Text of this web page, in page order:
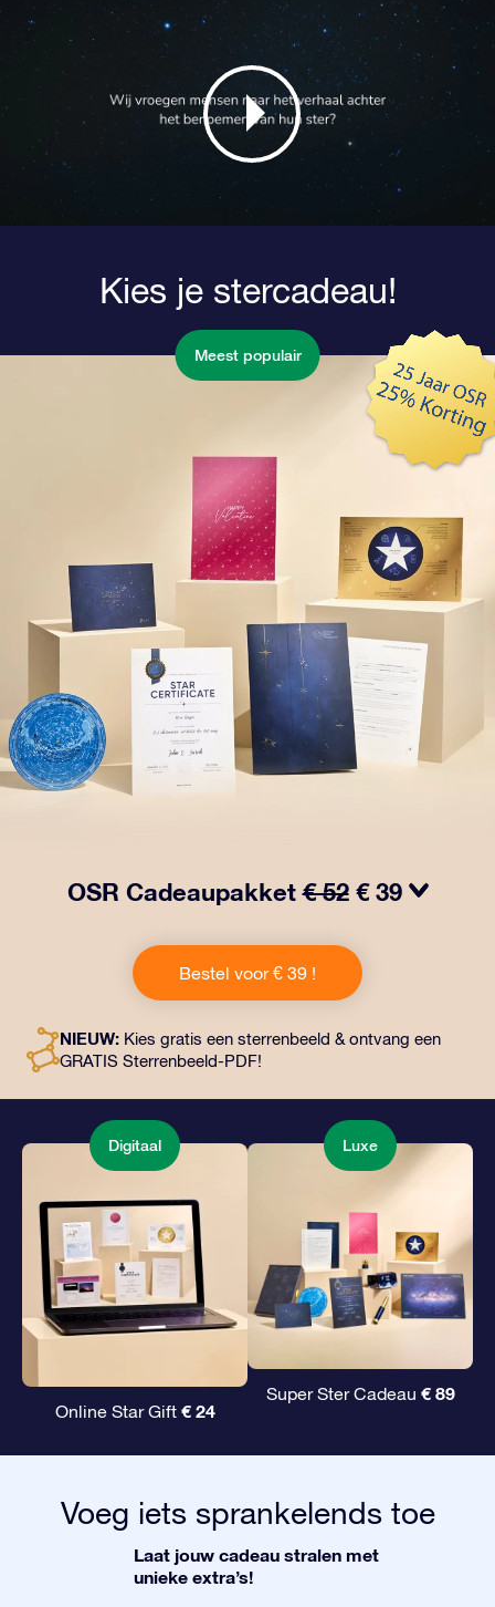
Kies je stercadeau!
Meest populair
OSR Cadeaupakket€ 52 € 39
cadeau bevat een prachtige envelop en
gepersonaliseerde documenten die naar een adres
naar keuze worden verzonden, evenals digitale
een magische manier om een blijvend cadeau te geven
aan vrienden en dierbaren.
Bestel voor € 39 !
NIEUW: Kies gratis een sterrenbeeld & ontvang een
GRATIS Sterrenbeeld-PDF!
Digitaal
Online Star Gift € 24
Luxe
Super Ster Cadeau € 89
Voeg iets sprankelends toe
Laat jouw cadeau stralen met
unieke extra’s!